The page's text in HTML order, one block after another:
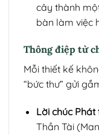
cây thành
bàn làm việc
Thông điệp từ
Mỗi thiết kế
“bức thư” gửi
Lời chúc
Thần Tài